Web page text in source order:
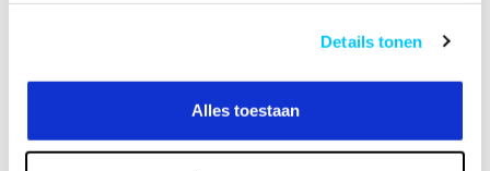
Details tonen
Alles toestaan
Op voorraad
€39,00